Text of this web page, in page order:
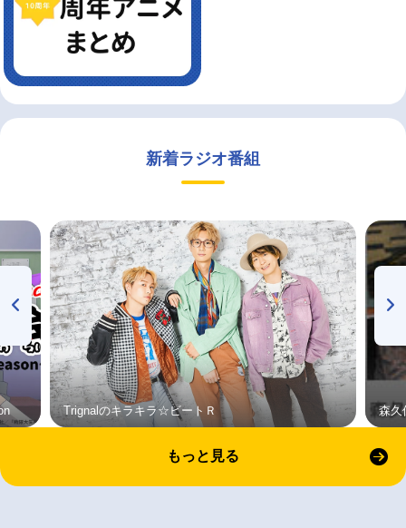
新着ラジオ番組
Trignalのキラキラ☆ビートＲ 森久
もっと見る